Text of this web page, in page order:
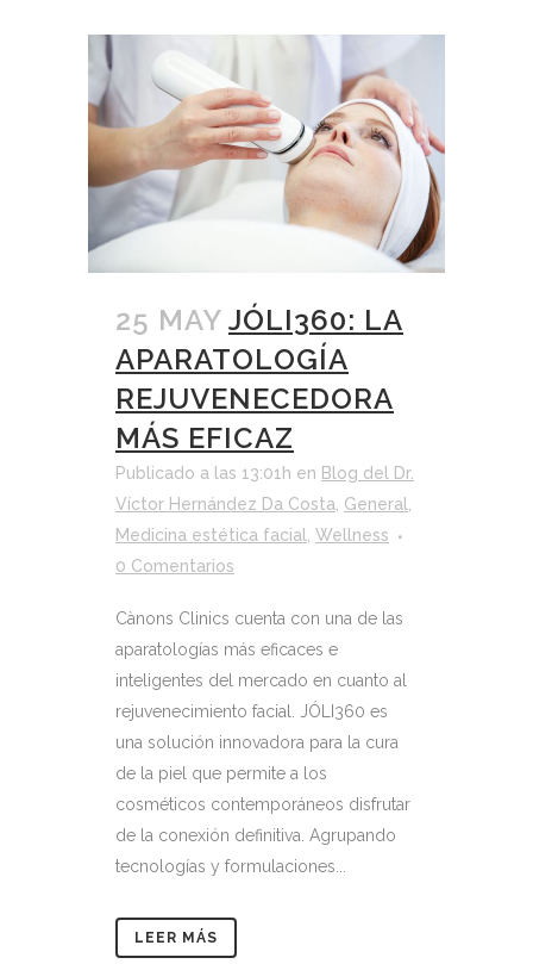
25 MAY JÓLI360: LA
APARATOLOGÍA
REJUVENECEDORA
MÁS EFICAZ
Publicado a las 13:01h en Blog del Dr.
Víctor Hernández Da Costa General
Medicina estética facial
Wellness
0 Comentarios
Cànons Clinics cuenta con una de las
aparatologías más eficaces e
inteligentes del mercado en cuanto al
rejuvenecimiento facial. JÓLI360 es
una solución innovadora para la cura
de la piel que permite a los
cosméticos contemporáneos disfrutar
de la conexión definitiva. Agrupando
tecnologías y formulaciones...
LEER MÁS